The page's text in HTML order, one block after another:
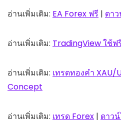
อ่านเพิ่มเติม: EA Forex ฟรี | ดา
อ่านเพิ่มเติม: TradingView ใช้ฟ
อ่านเพิ่มเติม: เทรดทองคำ XAU/
Concept
อ่านเพิ่มเติม: เทรด Forex | ดาว